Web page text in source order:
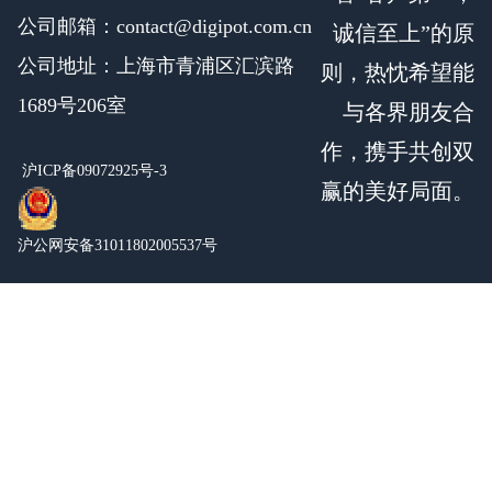
公司邮箱：contact@digipot.com.cn
公司地址：上海市青浦区汇滨路
1689号206室
沪ICP备09072925号-3
沪公网安备31011802005537号
诚信至上”的原
则，热忱希望能
与各界朋友合
作，携手共创双
赢的美好局面。